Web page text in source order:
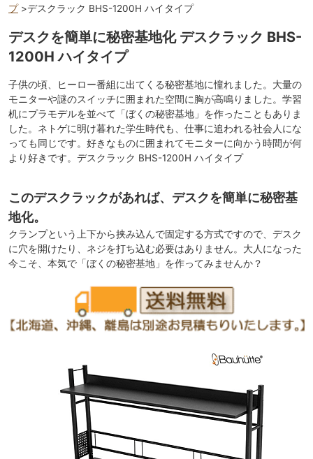
プ>デスクラック BHS-1200H ハイタイプ
デスクを簡単に秘密基地化 デスクラック BHS-
1200H ハイタイプ
子供の頃、ヒーロー番組に出てくる秘密基地に憧れました。大量の
モニターや謎のスイッチに囲まれた空間に胸が高鳴りました。学習
机にプラモデルを並べて「ぼくの秘密基地」を作ったこともありま
した。ネトゲに明け暮れた学生時代も、仕事に追われる社会人にな
っても同じです。好きなものに囲まれてモニターに向かう時間が何
より好きです。デスクラック BHS-1200H ハイタイプ
このデスクラックがあれば、デスクを簡単に秘密基
地化。
クランプという上下から挟み込んで固定する方式ですので、デスク
に穴を開けたり、ネジを打ち込む必要はありません。大人になった
今こそ、本気で「ぼくの秘密基地」を作ってみませんか？